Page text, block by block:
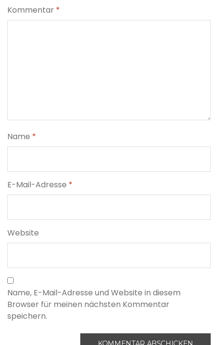
Kommentar *
Name *
E-Mail-Adresse *
Website
Name, E-Mail-Adresse und Website in diesem
Browser für meinen nächsten Kommentar
speichern.